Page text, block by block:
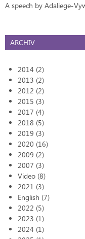
A speech by Adaliege-
ARCHIV
2014 (2)
2013 (2)
2012 (2)
2015 (3)
2017 (4)
2018 (5)
2019 (3)
2020 (16)
2009 (2)
2007 (3)
Video (8)
2021 (3)
English (7)
2022 (5)
2023 (1)
2024 (1)